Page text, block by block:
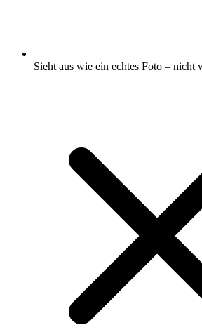
Sieht aus wie ein echtes Foto – nicht